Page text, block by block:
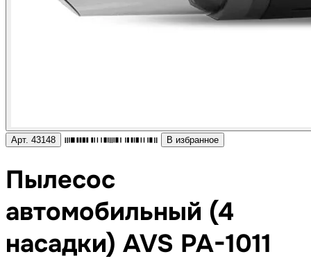
Арт. 43148 В избранное
Пылесос
автомобильный (4
насадки) AVS PA-1011